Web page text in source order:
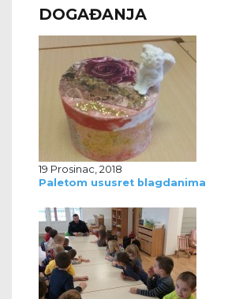
DOGAĐANJA
19 Prosinac, 2018
Paletom ususret blagdanima